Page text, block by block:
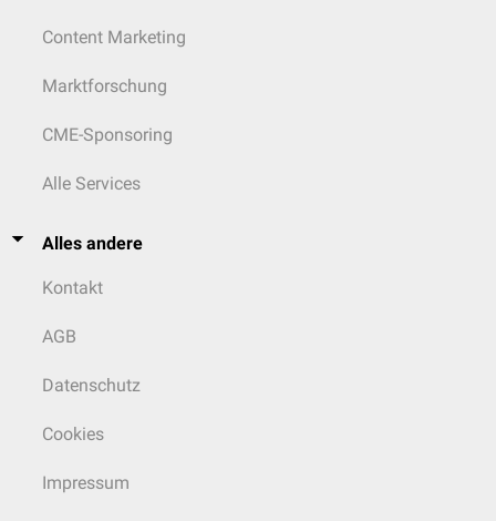
Content Marketing
Marktforschung
CME-Sponsoring
Alle Services
Alles andere
Kontakt
AGB
Datenschutz
Cookies
Impressum